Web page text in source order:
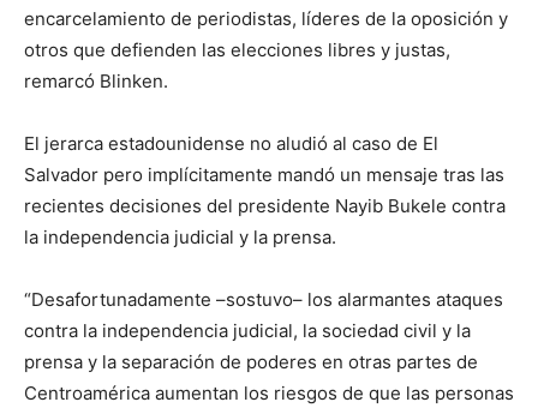
encarcelamiento de periodistas, líderes de la oposición y
otros que defienden las elecciones libres y justas,
remarcó Blinken.
El jerarca estadounidense no aludió al caso de El
Salvador pero implícitamente mandó un mensaje tras las
recientes decisiones del presidente Nayib Bukele contra
la independencia judicial y la prensa.
“Desafortunadamente –sostuvo– los alarmantes ataques
contra la independencia judicial, la sociedad civil y la
prensa y la separación de poderes en otras partes de
Centroamérica aumentan los riesgos de que las personas